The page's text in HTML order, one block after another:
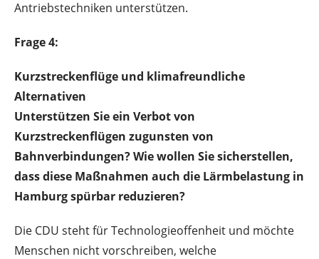
Antriebstechniken unterstützen.
Frage 4:
Kurzstreckenflüge und klimafreundliche
Alternativen
Unterstützen Sie ein Verbot von
Kurzstreckenflügen zugunsten von
Bahnverbindungen? Wie wollen Sie sicherstellen,
dass diese Maßnahmen auch die Lärmbelastung in
Hamburg spürbar reduzieren?
Die CDU steht für Technologieoffenheit und möchte
Menschen nicht vorschreiben, welche